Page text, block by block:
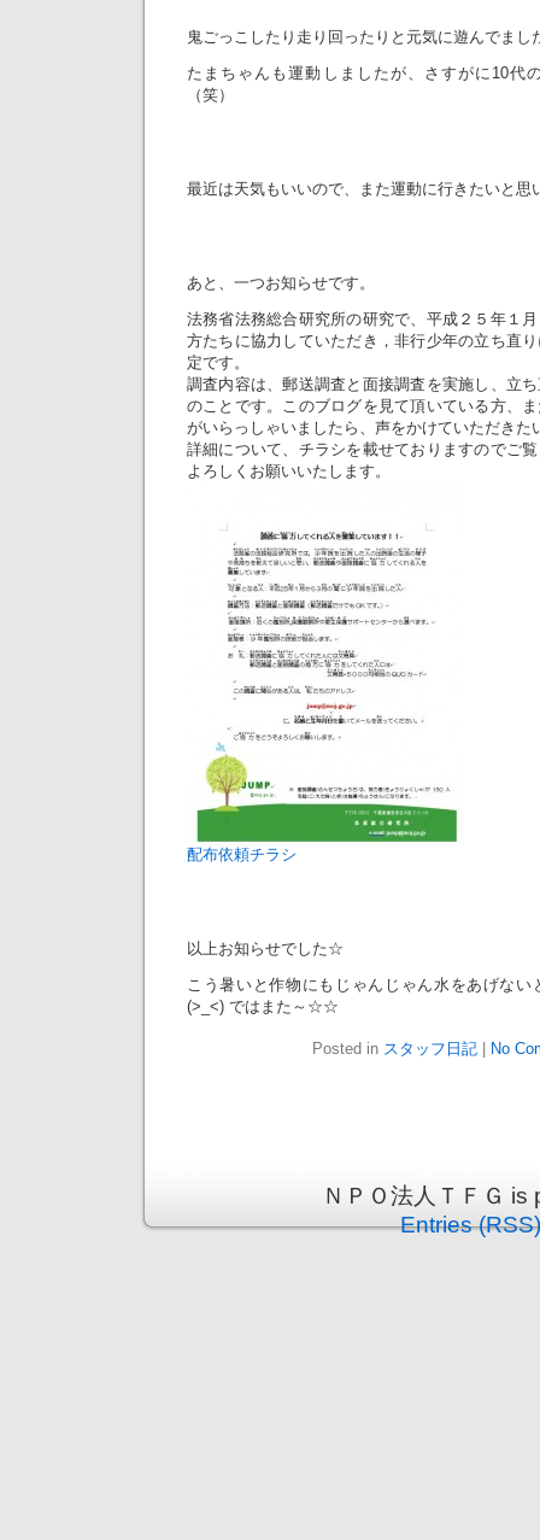
鬼ごっこしたり走り回ったりと元気に遊んでまし
たまちゃんも運動しましたが、さすがに10代
（笑）
最近は天気もいいので、また運動に行きたいと
あと、一つお知らせです。
法務省法務総合研究所の研究で、平成２５年１
方たちに協力していただき，非行少年の立ち直
定です。
調査内容は、郵送調査と面接調査を実施し、立
のことです。このブログを見て頂いている方、
がいらっしゃいましたら、声をかけていただきた
詳細について、チラシを載せておりますのでご
よろしくお願いいたします。
配布依頼チラシ
以上お知らせでした☆
こう暑いと作物にもじゃんじゃん水をあげない
(>_<) ではまた～☆☆
Posted in スタッフ日記 No
ＮＰＯ法人ＴＦＧ
Entries (RSS)